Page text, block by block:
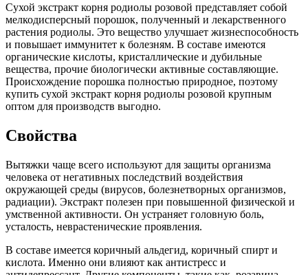
Сухой экстракт корня родиолы розовой представляет собой
мелкодисперсный порошок, полученный и лекарственного
растения родиолы. Это вещество улучшает жизнеспособность
и повышает иммунитет к болезням. В составе имеются
органические кислоты, кристаллические и дубильные
вещества, прочие биологически активные составляющие.
Происхождение порошка полностью природное, поэтому
купить сухой экстракт корня родиолы розовой крупным
оптом для производств выгодно.
Свойства
Вытяжки чаще всего используют для защиты организма
человека от негативных последствий воздействия
окружающей среды (вирусов, болезнетворных организмов,
радиации). Экстракт полезен при повышенной физической и
умственной активности. Он устраняет головную боль,
усталость, неврастенические проявления.
В составе имеется коричный альдегид, коричный спирт и
кислота. Именно они влияют как антистресс и